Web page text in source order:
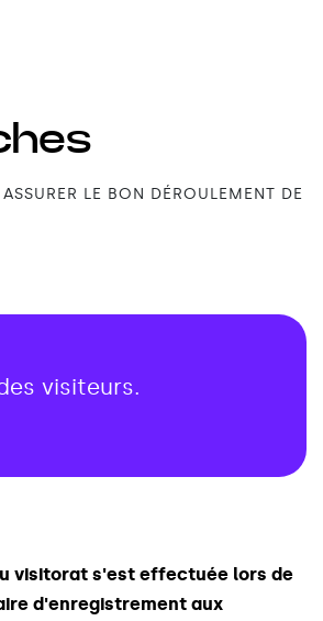
LE BON DÉROULEMENT DE
visiteurs.
u visitorat s'est effectuée lors de
ire d'enregistrement aux